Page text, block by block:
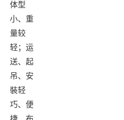
体型
小、重
量较
轻；运
送、起
吊、安
裝轻
巧、便